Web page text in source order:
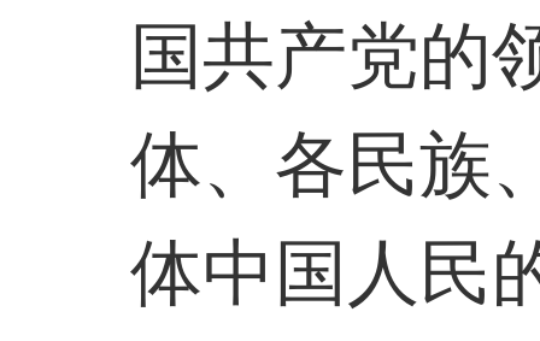
国共产党的
体、各民族
体中国人民